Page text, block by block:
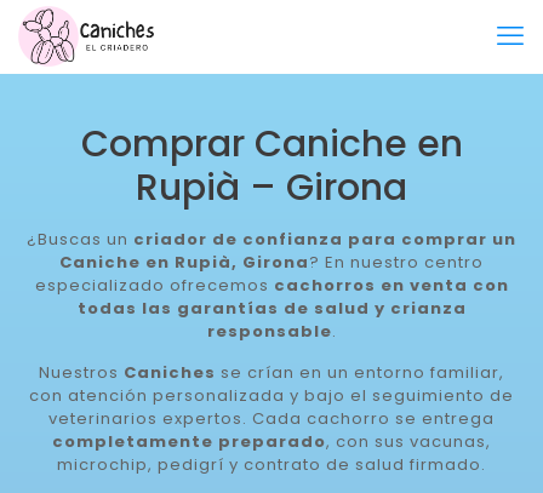
Comprar Caniche en
Rupià – Girona
¿Buscas un criador de confianza para comprar un
Caniche en Rupià, Girona? En nuestro centro
especializado ofrecemos cachorros en venta con
todas las garantías de salud y crianza
responsable.
Nuestros Caniches se crían en un entorno familiar,
con atención personalizada y bajo el seguimiento de
veterinarios expertos. Cada cachorro se entrega
completamente preparado, con sus vacunas,
microchip, pedigrí y contrato de salud firmado.